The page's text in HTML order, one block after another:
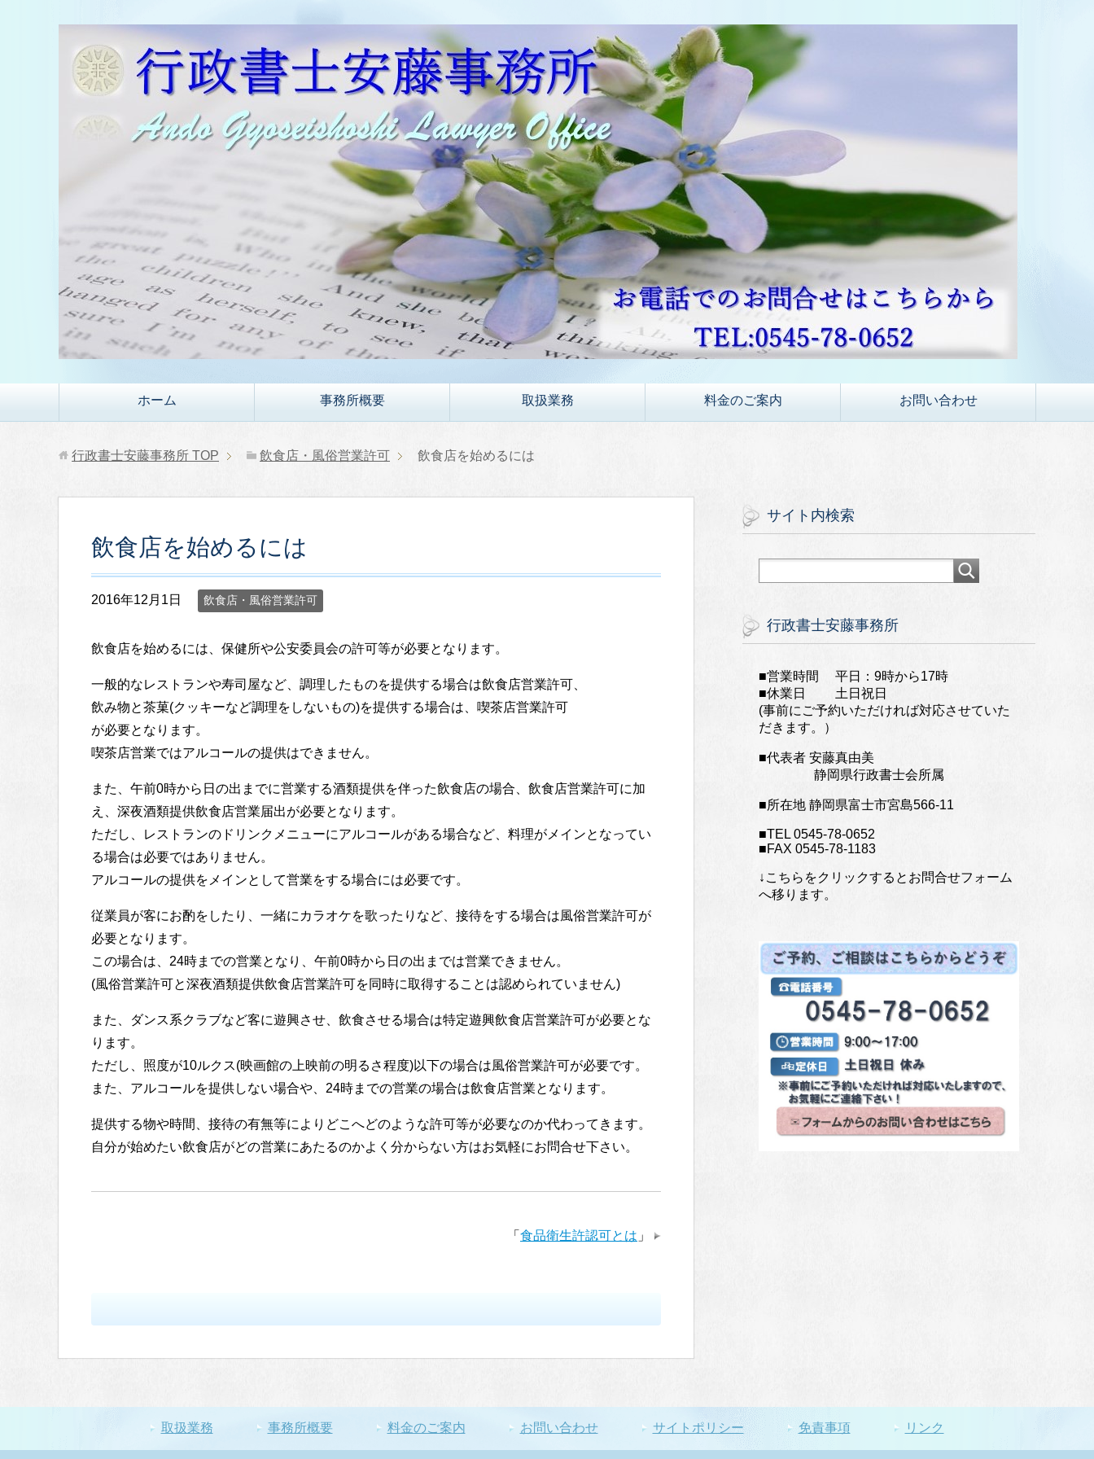
ホーム 事務所概要 取扱業務 料金のご案内 お問い合わせ
行政書士安藤事務所 TOP 飲食店・風俗営業許可 飲食店を始めるには
飲食店を始めるには
2016年12月1日 飲食店・風俗営業許可
飲食店を始めるには、保健所や公安委員会の許可等が必要となります。
一般的なレストランや寿司屋など、調理したものを提供する場合は飲食店営業許可、
飲み物と茶菓(クッキーなど調理をしないもの)を提供する場合は、喫茶店営業許可
が必要となります。
喫茶店営業ではアルコールの提供はできません。
また、午前0時から日の出までに営業する酒類提供を伴った飲食店の場合、飲食店営業許可に加
え、深夜酒類提供飲食店営業届出が必要となります。
ただし、レストランのドリンクメニューにアルコールがある場合など、料理がメインとなってい
る場合は必要ではありません。
アルコールの提供をメインとして営業をする場合には必要です。
従業員が客にお酌をしたり、一緒にカラオケを歌ったりなど、接待をする場合は風俗営業許可が
必要となります。
この場合は、24時までの営業となり、午前0時から日の出までは営業できません。
(風俗営業許可と深夜酒類提供飲食店営業許可を同時に取得することは認められていません)
また、ダンス系クラブなど客に遊興させ、飲食させる場合は特定遊興飲食店営業許可が必要とな
ります。
ただし、照度が10ルクス(映画館の上映前の明るさ程度)以下の場合は風俗営業許可が必要です。
また、アルコールを提供しない場合や、24時までの営業の場合は飲食店営業となります。
提供する物や時間、接待の有無等によりどこへどのような許可等が必要なのか代わってきます。
自分が始めたい飲食店がどの営業にあたるのかよく分からない方はお気軽にお問合せ下さい。
「 食品衛生許認可とは 」
サイト内検索
行政書士安藤事務所
■営業時間 平日：9時から17時
■休業日 土日祝日
(事前にご予約いただければ対応させていた
だきます。）
■代表者 安藤真由美
静岡県行政書士会所属
■所在地 静岡県富士市宮島566-11
■TEL 0545-78-0652
■FAX 0545-78-1183
↓こちらをクリックするとお問合せフォーム
へ移ります。
取扱業務 事務所概要 料金のご案内 お問い合わせ サイトポリシー 免責事項 リンク